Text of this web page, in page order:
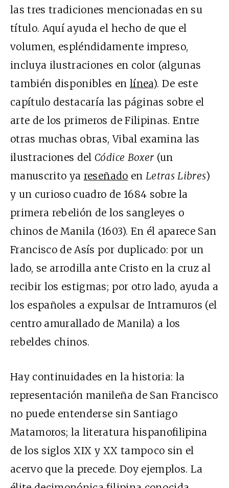
las tres tradiciones mencionadas en su
título. Aquí ayuda el hecho de que el
volumen, espléndidamente impreso,
incluya ilustraciones en color (algunas
también disponibles en línea). De este
capítulo destacaría las páginas sobre el
arte de los primeros de Filipinas. Entre
otras muchas obras, Vibal examina las
ilustraciones delCódice Boxer (un
manuscrito ya reseñado en Letras Libres)
y un curioso cuadro de 1684 sobre la
primera rebelión de los sangleyes o
chinos de Manila (1603). En él aparece San
Francisco de Asís por duplicado: por un
lado, se arrodilla ante Cristo en la cruz al
recibir los estigmas; por otro lado, ayuda a
los españoles a expulsar de Intramuros (el
centro amurallado de Manila) a los
rebeldes chinos.
Hay continuidades en la historia: la
representación manileña de San Francisco
no puede entenderse sin Santiago
Matamoros; la literatura hispanofilipina
de los siglos XIX y XX tampoco sin el
acervo que la precede. Doy ejemplos. La